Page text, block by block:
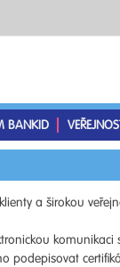
BANKID
a širokou
komunikaci
podepisovat